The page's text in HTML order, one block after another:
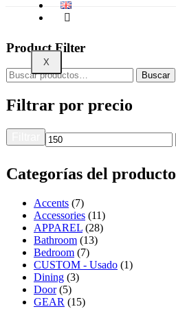
X
Product Filter
Buscar
Filtrar por precio
Categorías del producto
Accents (7)
Accessories (11)
APPAREL (28)
Bathroom (13)
Bedroom (7)
CUSTOM - Usado (1)
Dining (3)
Door (5)
GEAR (15)